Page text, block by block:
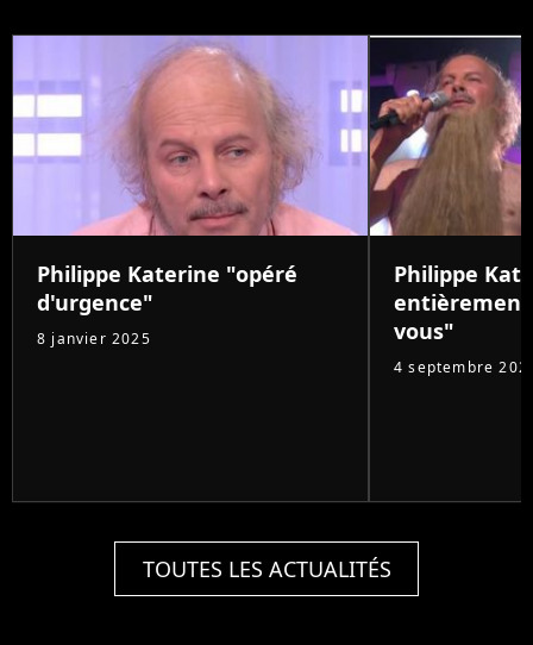
Philippe Katerine "opéré
d'urgence"
8 janvier 2025
Philippe
entièrement
vous"
4 septembre
TOUTES LES ACTUALITÉS